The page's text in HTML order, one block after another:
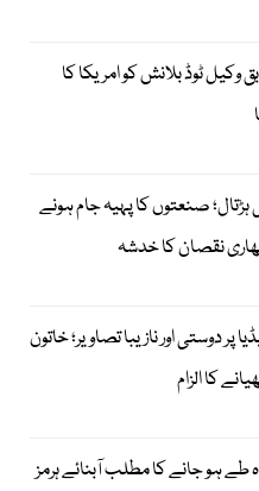
وکیل ٹوڈ بلانش کو امریکا کا
ہڑتال؛ صنعتوں کا پہیہ جام ہونے
نقصان کا خدشہ
پر دوستی اور نازیبا تصاویر؛ خاتون
کا الزام
ہو جانے کا مطلب آبنائے ہرمز